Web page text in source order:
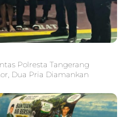
Polresta Tangerang
Dua Pria Diamankan